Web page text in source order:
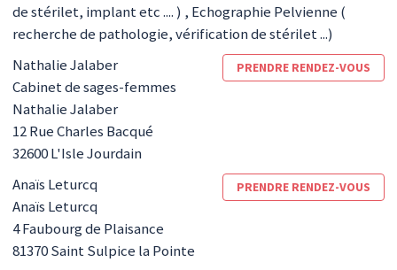
de stérilet, implant etc .... ) , Echographie Pelvienne (
recherche de pathologie, vérification de stérilet ...)
NathalieJalaber PRENDRE RENDEZ-VOUS
Cabinet de sages-femmes
Nathalie Jalaber
12 Rue Charles Bacqué
32600L'Isle Jourdain
Anaïs Leturcq PRENDRE RENDEZ-VOUS
Anaïs Leturcq
4 Faubourg de Plaisance
81370Saint Sulpice la Pointe